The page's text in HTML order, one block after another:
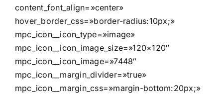
content_font_align=»center»
hover_border_css=»border-radius:10px;»
mpc_icon__icon_type=»image»
mpc_icon__icon_image_size=»120×120″
mpc_icon__icon_image=»7448″
mpc_icon__margin_divider=»true»
mpc_icon__margin_css=»margin-bottom:20px;»